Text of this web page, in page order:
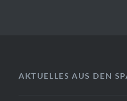
AKTUELLES AUS DEN